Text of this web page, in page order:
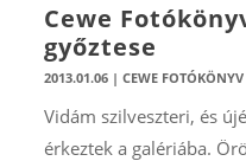
Cewe
győztese
2013.01.06| CEWE
Vidám szilveszteri, és
érkeztek a galériába.